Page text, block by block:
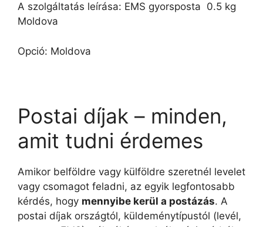
A szolgáltatás leírása: EMS gyorsposta  0.5 kg 
Moldova
Opció: Moldova
Postai díjak – minden,
amit tudni érdemes
Amikor belföldre vagy külföldre szeretnél levelet
vagy csomagot feladni, az egyik legfontosabb
kérdés, hogy mennyibe kerül a postázás. A
postai díjak országtól, küldeménytípustól (levél,